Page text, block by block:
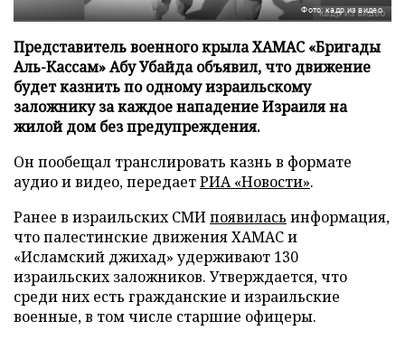
Фото: кадр из видео
Представитель военного крыла ХАМАС «Бригады
Аль-Кассам» Абу Убайда объявил, что движение
будет казнить по одному израильскому
заложнику за каждое нападение Израиля на
жилой дом без предупреждения.
Он пообещал транслировать казнь в формате
аудио и видео, передаетРИА «Новости».
Ранее в израильских СМИпоявилась информация,
что палестинские движения ХАМАС и
«Исламский джихад» удерживают 130
израильских заложников. Утверждается, что
среди них есть гражданские и израильские
военные, в том числе старшие офицеры.